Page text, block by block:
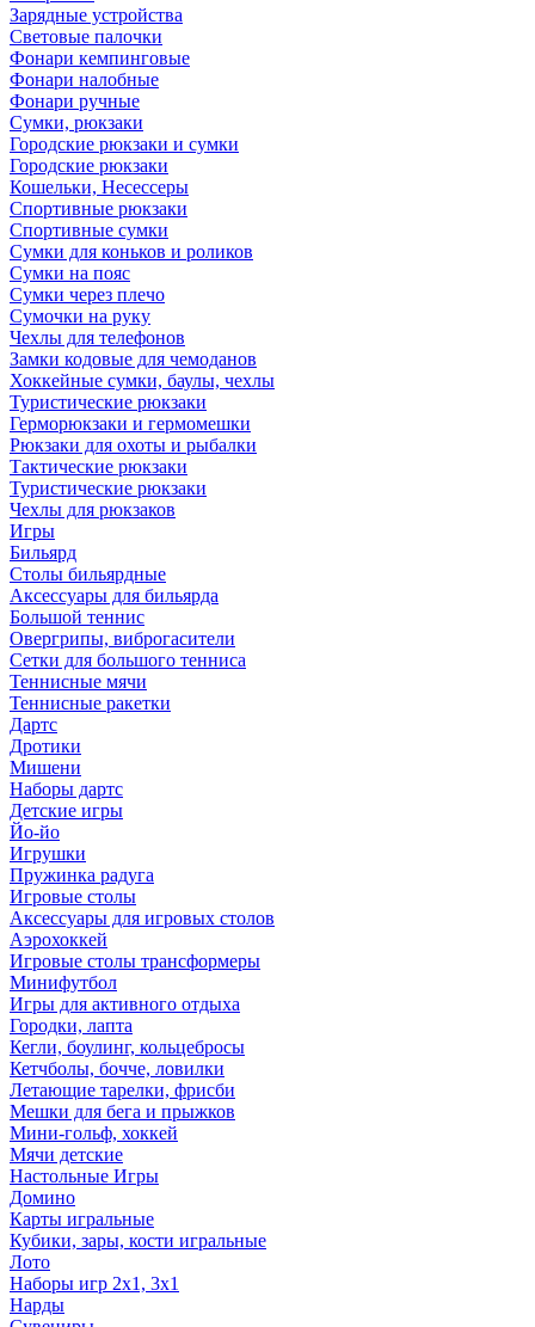
Зарядные устройства
Световые палочки
Фонари кемпинговые
Фонари налобные
Фонари ручные
Сумки, рюкзаки
Городские рюкзаки и сумки
Городские рюкзаки
Кошельки, Несессеры
Спортивные рюкзаки
Спортивные сумки
Сумки для коньков и роликов
Сумки на пояс
Сумки через плечо
Сумочки на руку
Чехлы для телефонов
Замки кодовые для чемоданов
Хоккейные сумки, баулы, чехлы
Туристические рюкзаки
Герморюкзаки и гермомешки
Рюкзаки для охоты и рыбалки
Тактические рюкзаки
Туристические рюкзаки
Чехлы для рюкзаков
Игры
Бильярд
Столы бильярдные
Аксессуары для бильярда
Большой теннис
Овергрипы, виброгасители
Сетки для большого тенниса
Теннисные мячи
Теннисные ракетки
Дартс
Дротики
Мишени
Наборы дартс
Детские игры
Йо-йо
Игрушки
Пружинка радуга
Игровые столы
Аксессуары для игровых столов
Аэрохоккей
Игровые столы трансформеры
Минифутбол
Игры для активного отдыха
Городки, лапта
Кегли, боулинг, кольцебросы
Кетчболы, бочче, ловилки
Летающие тарелки, фрисби
Мешки для бега и прыжков
Мини-гольф, хоккей
Мячи детские
Настольные Игры
Домино
Карты игральные
Кубики, зары, кости игральные
Лото
Наборы игр 2х1, 3х1
Нарды